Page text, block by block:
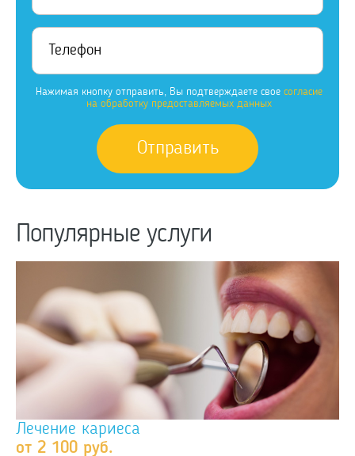
Нажимая кнопку отправить, Вы подтверждаете свое согласие
на обработку предоставляемых данных
Популярные услуги
Лечение кариеса
от 2 100 руб.